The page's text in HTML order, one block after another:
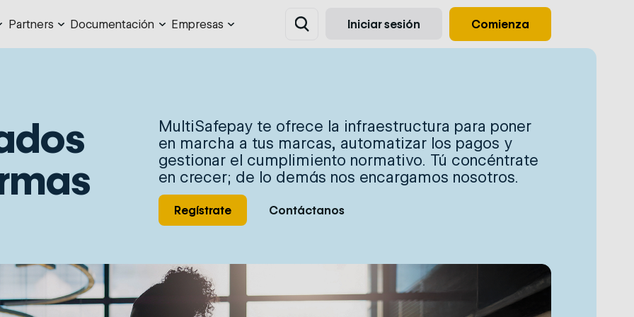
Partners Documentación Empresas Iniciar sesión Comienza
MultiSafepay te ofrece la infraestructura para poner
en marcha a tus marcas, automatizar los pagos y
gestionar el cumplimiento normativo. Tú concéntrate
en crecer; de lo demás nos encargamos nosotros.
Regístrate Contáctanos